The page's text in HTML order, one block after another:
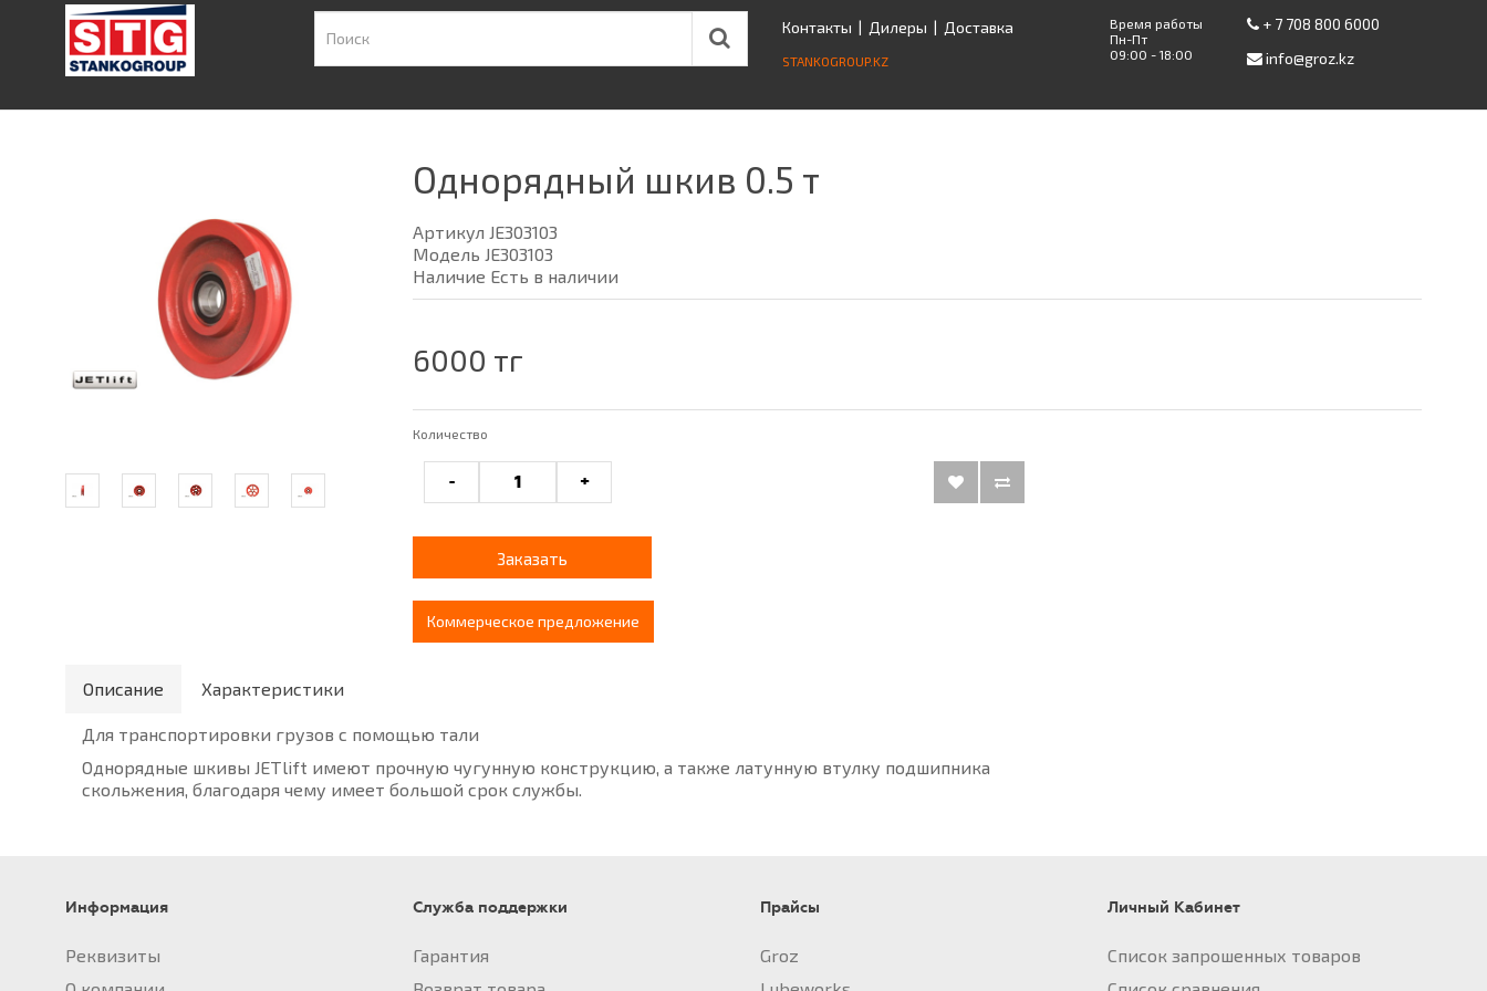
Контакты | Дилеры | Доставка
STANKOGROUP.KZ
Время работы
Пн-Пт
09:00 - 18:00
+ 7 708 800 6000
info@groz.kz
Однорядный шкив 0.5 т
Артикул JE303103
Модель JE303103
Наличие Есть в наличии
6000 тг
Количество
- +
Заказать
Коммерческое предложение
Описание Характеристики
Для транспортировки грузов с помощью тали
Однорядные шкивы JETlift имеют прочную чугунную конструкцию, а также латунную втулку подшипника
скольжения, благодаря чему имеет большой срок службы.
Информация
Реквизиты
Служба поддержки
Гарантия
Прайсы
Groz
Личный Кабинет
Список запрошенных товаров